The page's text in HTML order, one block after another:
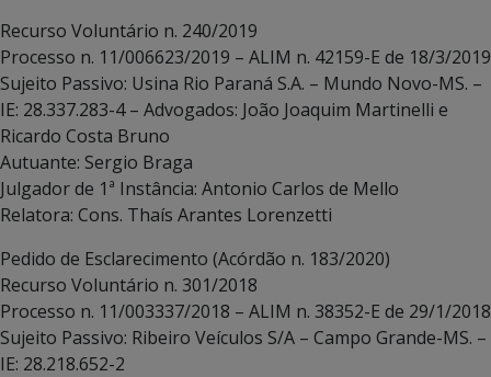
Recurso Voluntário n. 240/2019
Processo n. 11/006623/2019 – ALIM n. 42159-E de 18/3/2019
Sujeito Passivo: Usina Rio Paraná S.A. – Mundo Novo-MS. –
IE: 28.337.283-4 – Advogados: João Joaquim Martinelli e
Ricardo Costa Bruno
Autuante: Sergio Braga
Julgador de 1ª Instância: Antonio Carlos de Mello
Relatora: Cons. Thaís Arantes Lorenzetti
Pedido de Esclarecimento (Acórdão n. 183/2020)
Recurso Voluntário n. 301/2018
Processo n. 11/003337/2018 – ALIM n. 38352-E de 29/1/2018
Sujeito Passivo: Ribeiro Veículos S/A – Campo Grande-MS. –
IE: 28.218.652-2